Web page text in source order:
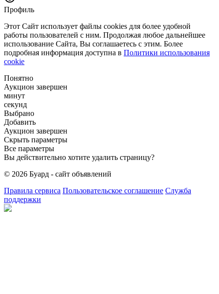
Профиль
Этот Сайт использует файлы cookies для более удобной
работы пользователей с ним. Продолжая любое дальнейшее
использование Сайта, Вы соглашаетесь с этим. Более
подробная информация доступна в Политики использования
cookie
Понятно
Аукцион завершен
минут
секунд
Выбрано
Добавить
Аукцион завершен
Скрыть параметры
Все параметры
Вы действительно хотите удалить страницу?
© 2026 Буард - сайт объявлений
Правила сервиса Пользовательское соглашение Служба
поддержки